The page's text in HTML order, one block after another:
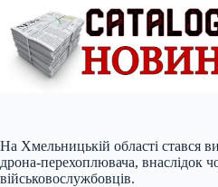
вмісту
На Хмельницькій області стався
дрона-перехоплювача, внаслідок
військовослужбовців.